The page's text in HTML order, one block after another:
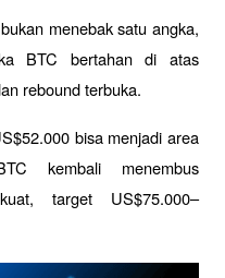
menebak satu angka,
BTC bertahan di atas
rebound terbuka.
bisa menjadi area
kembali menembus
target US$75.000–